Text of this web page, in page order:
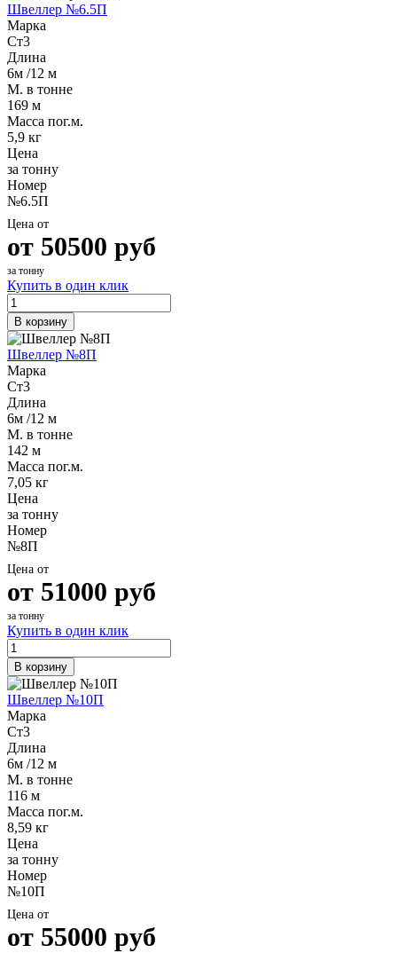
Швеллер №6.5П
Марка
Ст3
Длина
6м /12 м
М. в тонне
169 м
Масса пог.м.
5,9 кг
Цена
за тонну
Номер
№6.5П
Цена от
от 50500 руб
за тонну
Купить в один клик
В корзину
Швеллер №8П
Марка
Ст3
Длина
6м /12 м
М. в тонне
142 м
Масса пог.м.
7,05 кг
Цена
за тонну
Номер
№8П
Цена от
от 51000 руб
за тонну
Купить в один клик
В корзину
Швеллер №10П
Марка
Ст3
Длина
6м /12 м
М. в тонне
116 м
Масса пог.м.
8,59 кг
Цена
за тонну
Номер
№10П
Цена от
от 55000 руб